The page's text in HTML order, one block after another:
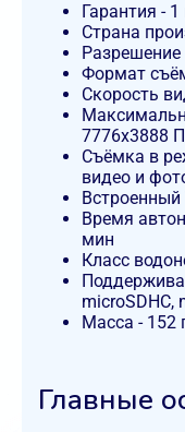
Гарантия - 1
Страна
Формат
Скорость
7776х3888
Съёмка в
видео и
Встроенный
Время
мин
Класс
microSDHC,
Масса - 152
Главные